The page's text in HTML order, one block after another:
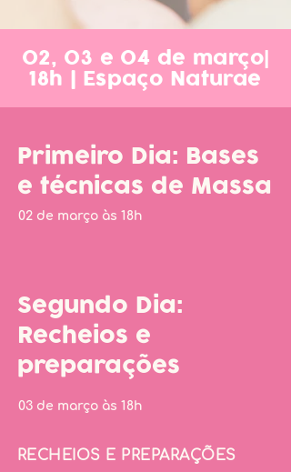
02, 03 e 04 de março|
18h | Espaço Naturae
Primeiro Dia: Bases
e técnicas de Massa
02 de março às 18h
Segundo Dia:
Recheios e
preparações
03 de março às 18h
RECHEIOS E PREPARAÇÕES